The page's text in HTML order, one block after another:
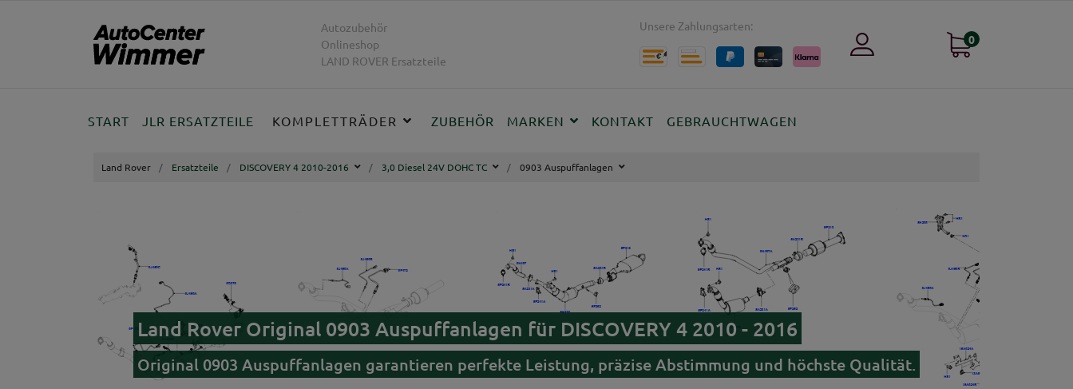
Autozubehör
Onlineshop
LAND ROVER Ersatzteile
Unsere Zahlungsarten:
0
START JLR ERSATZTEILE KOMPLETTRÄDER ZUBEHÖR MARKEN KONTAKT GEBRAUCHTWAGEN
Land Rover Ersatzteile DISCOVERY 4 2010-2016 3,0 Diesel 24V DOHC TC 0903 Auspuffanlagen
Land Rover Original 0903 Auspuffanlagen für DISCOVERY 4 2010 - 2016
Original 0903 Auspuffanlagen garantieren perfekte Leistung, präzise Abstimmung und höchste Qualität.